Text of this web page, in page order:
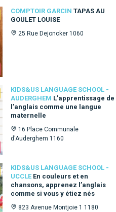
COMPTOIR GARCIN TAPAS AU
GOULET LOUISE
25 Rue Dejoncker 1060
KIDS&US LANGUAGE SCHOOL -
AUDERGHEM L’apprentissage de
l’anglais comme une langue
maternelle
16 Place Communale
d'Auderghem 1160
KIDS&US LANGUAGE SCHOOL -
UCCLE En couleurs et en
chansons, apprenez l’anglais
comme si vous y étiez nés
823 Avenue Montjoie 1 1180